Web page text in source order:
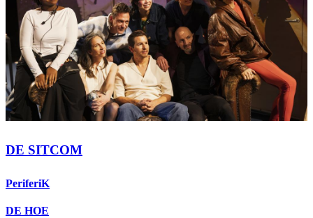
DE SITCOM
PeriferiK
DE HOE